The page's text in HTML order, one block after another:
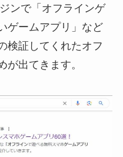
ンで「オフラインゲ
ゲームアプリ」など
検証してくれたオフ
が出てきます。